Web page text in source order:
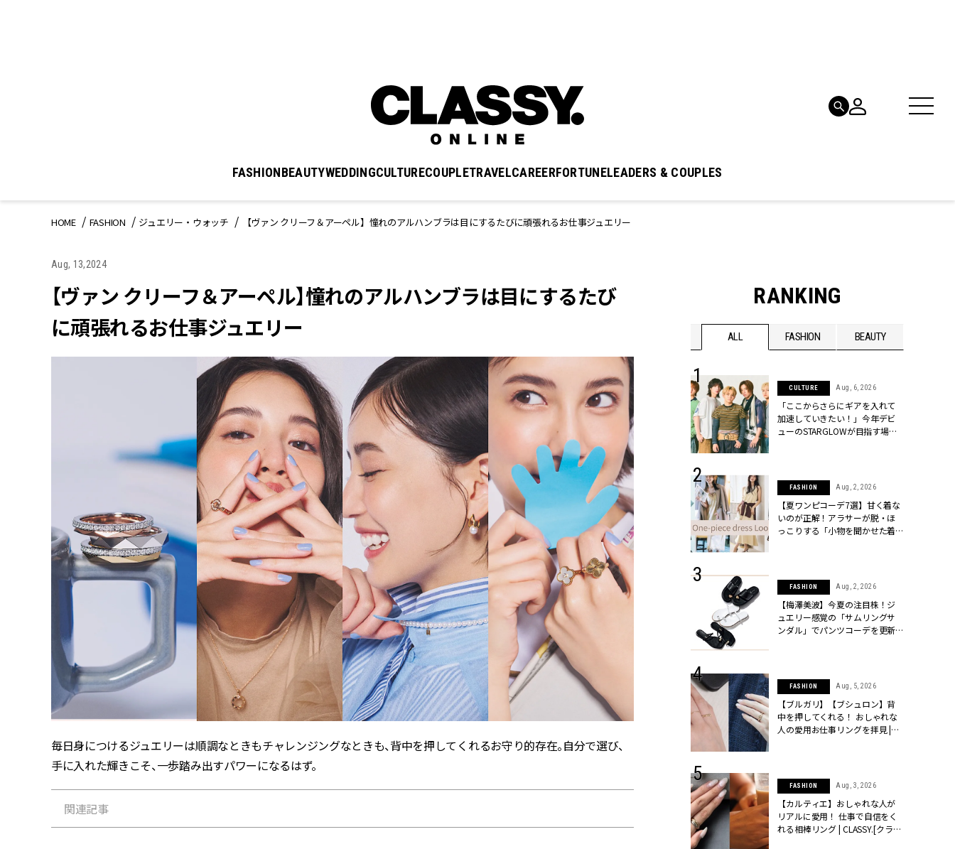
FASHIONBEAUTYWEDDINGCULTURECOUPLETRAVELCAREERFORTUNELEADERS & COUPLES
HOME FASHION ジュエリー・ウォッチ 【ヴァン クリーフ＆アーペル】憧れのアルハンブラは目にするたびに頑張れるお仕事ジュエリー
Aug, 13,2024
【ヴァン クリーフ＆アーペル】憧れのアルハンブラは目にするたび
に頑張れるお仕事ジュエリー
毎日身につけるジュエリーは順調なときもチャレンジングなときも、背中を押してくれるお守り的存在。自分で選び、
手に入れた輝きこそ、一歩踏み出すパワーになるはず。
関連記事
RANKING
ALL FASHION BEAUTY
BEAUTY
忙しい毎日に「うるおいター
ボ」を。新【SOFINA BASIC＋】
のお手入れでうるおってなめら
かな肌を目指す | CLASSY.[クラッ
シィ]
Aug, 6, 2026
【ヘアアクセ6選】手抜きに見え
ない！アラサーのまとめ髪が垢
抜ける「即戦力アクセ」たち |
CLASSY.[クラッシィ]
BEAUTY Aug, 7, 2026
冷房・紫外線etc...「夏の隠れ乾
燥」を防ぐ【ベタつかない名品
クリーム】3選＜30代のベストコ
スメ＞ | CLASSY.[クラッシィ]
BEAUTY Nov, 17, 2025
【落ちない名品リップ10選】塗
り直しできない・皮むけしやす
ラッシィ]
ムハック7選 | CLASSY.[クラッシ
WEDDING Feb, 16, 2026
結婚式に黒ドレスはアリ？お呼
ばれで失敗しないコーデ＆マナ
ーを解説 | CLASSY.[クラッシィ]
WEDDING Aug, 13, 2025
【結婚指輪】人気ブランドのリ
ング22選｜20〜30代カップルの
エピソードも | CLASSY.[クラッシ
ィ]
Jun, 30, 2026
【一生ものジュエリー】1つでも
存在感が際立つ！ポメラートの
「トゥギャザー」シリーズに注
目 | CLASSY.[クラッシィ]
WEDDING
【トレンドの巻き方３選】結婚
式ゲスト服の鉄板“シンプル黒ワ
正解！ | CLASSY.[クラッシィ]
を『マリッジ』に選ぶ人増えて
CULTURE Aug, 6, 2026
「ここからさらにギアを入れて
加速していきたい！」今年デビ
ューのSTARGLOWが目指す場所
FASHION Aug, 2, 2026
【夏ワンピコーデ7選】甘く着な
いのが正解！アラサーが脱・ほ
っこりする「小物を聞かせた着
FASHION Aug, 2, 2026
【梅澤美波】今夏の注目株！ジ
ュエリー感覚の「サムリングサ
ンダル」でパンツコーデを更新 |
FASHION Aug, 5, 2026
【ブルガリ】【ブシュロン】背
中を押してくれる！ おしゃれな
人の愛用お仕事リングを拝見 |
FASHION Aug, 3, 2026
【カルティエ】おしゃれな人が
リアルに愛用！ 仕事で自信をく
れる相棒リング | CLASSY.[クラッ